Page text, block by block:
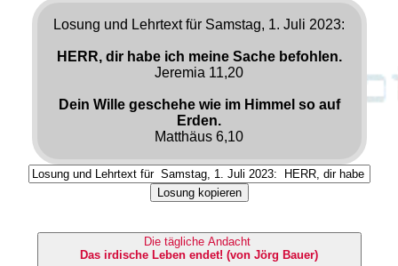
Losung und Lehrtext für Samstag, 1. Juli 2023:
HERR, dir habe ich meine Sache befohlen.
Jeremia 11,20
Dein Wille geschehe wie im Himmel so auf
Erden.
Matthäus 6,10
Losung kopieren
Die tägliche Andacht
Das irdische Leben endet! (von Jörg Bauer)